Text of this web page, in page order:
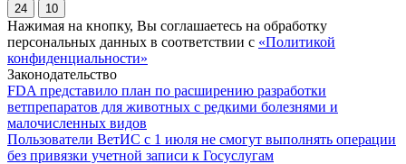
24 10
Нажимая на кнопку, Вы соглашаетесь на обработку
персональных данных в соответствии с «Политикой
конфиденциальности»
Законодательство
FDA представило план по расширению разработки
ветпрепаратов для животных с редкими болезнями и
малочисленных видов
Пользователи ВетИС с 1 июля не смогут выполнять операции
без привязки учетной записи к Госуслугам